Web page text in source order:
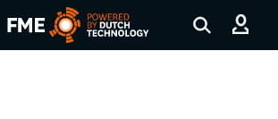
FME Logo, to the homepage